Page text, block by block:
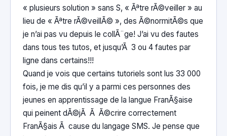
« plusieurs solution » sans S, « Ãªtre rÃ©veiller » au
lieu de « Ãªtre rÃ©veillÃ© », des Ã©normitÃ©s que
je n’ai pas vu depuis le collÃ¨ge! J’ai vu des fautes
dans tous tes tutos, et jusqu’Ã 3 ou 4 fautes par
ligne dans certains!!!
Quand je vois que certains tutoriels sont lus 33 000
fois, je me dis qu’il y a parmi ces personnes des
jeunes en apprentissage de la langue FranÃ§aise
qui peinent dÃ©jÃ Ã Ã©crire correctement
FranÃ§ais Ã cause du langage SMS. Je pense que